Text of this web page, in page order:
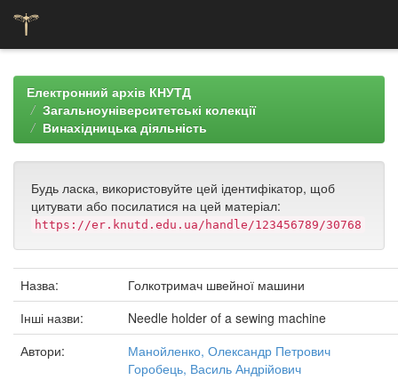
navigationЕлектронний архів КНУТД
Загальноуніверситетські колекції
Винахідницька діяльність
Будь ласка, використовуйте цей ідентифікатор, щоб
цитувати або посилатися на цей матеріал:
https://er.knutd.edu.ua/handle/123456789/30768
Назва:
Голкотримач швейної машини
Інші назви:
Needle holder of a sewing machine
Автори:
Манойленко, Олександр Петрович
Горобець, Василь Андрійович